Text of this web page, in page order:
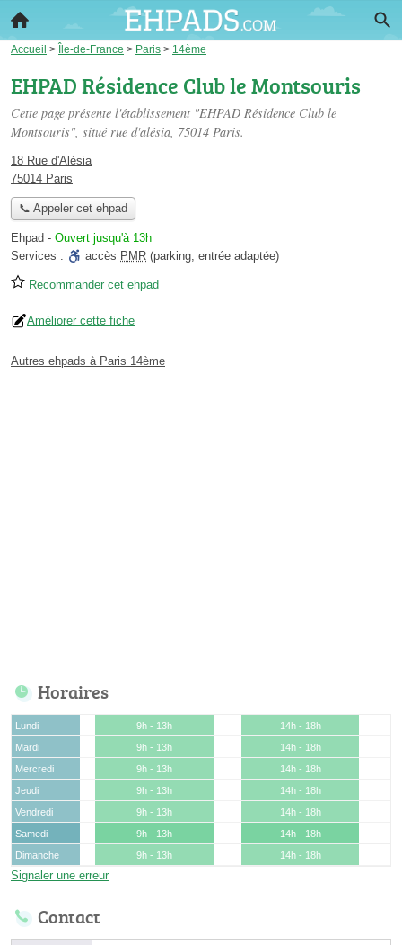
Accueil > Île-de-France > Paris > 14ème
EHPAD Résidence Club le Montsouris
Cette page présente l'établissement "EHPAD Résidence Club le
Montsouris", situé rue d'alésia, 75014 Paris.
18 Rue d'Alésia
75014 Paris
📞 Appeler cet ehpad
Ehpad - Ouvert jusqu'à 13h
Services :
accès PMR (parking, entrée adaptée)
Recommander cet ehpad
Améliorer cette fiche
Autres ehpads à Paris 14ème
Horaires
Lundi 9h - 13h
14h - 18h
Mardi
9h - 13h
14h - 18h
Mercredi
9h - 13h
14h - 18h
Jeudi
9h - 13h
14h - 18h
Vendredi
9h - 13h
14h - 18h
Samedi
9h - 13h
14h - 18h
Dimanche
9h - 13h 14h - 18h
Signaler une erreur
Contact